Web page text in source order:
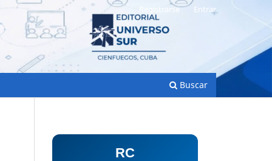
Buscar
Registrarse Entrar
RC